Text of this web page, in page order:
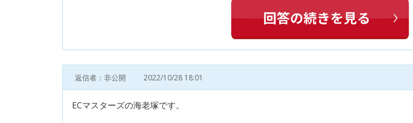
返信者：非公開 2022/10/28 18:01
ECマスターズの海老塚です。